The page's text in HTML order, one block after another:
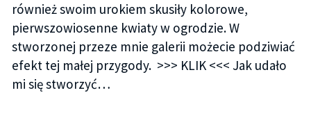
również swoim urokiem skusiły kolorowe,
pierwszowiosenne kwiaty w ogrodzie. W
stworzonej przeze mnie galerii możecie podziwiać
efekt tej małej przygody. >>> KLIK <<< Jak udało
mi się stworzyć…